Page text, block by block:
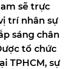
sẽ trực
trí nhân sự
sáng chân
tổ chức
TPHCM, sự